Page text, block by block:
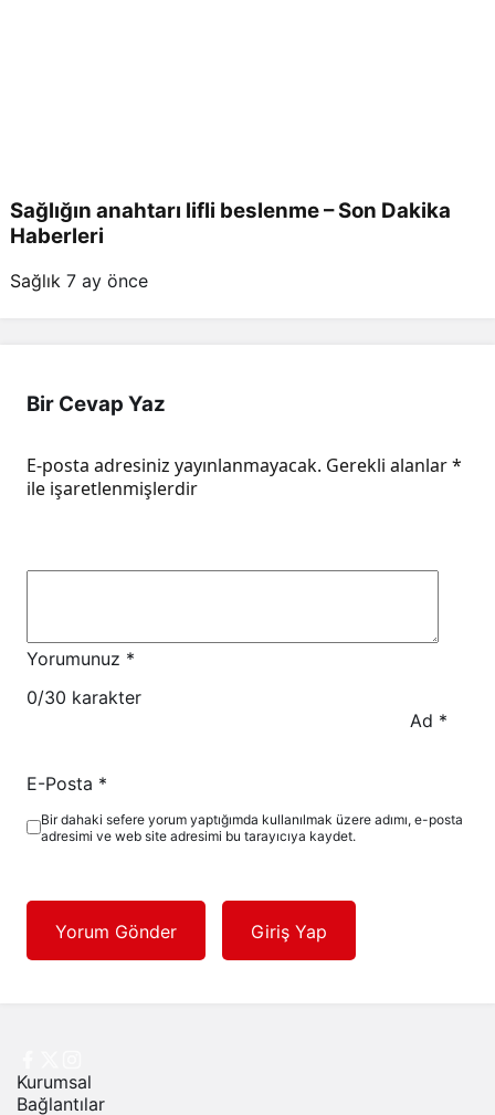
Sağlığın anahtarı lifli beslenme – Son Dakika
Haberleri
Sağlık 7 ay önce
Bir Cevap Yaz
E-posta adresiniz yayınlanmayacak. Gerekli alanlar*
ile işaretlenmişlerdir
Yorumunuz *
0/30 karakter
Ad *
E-Posta *
Bir dahaki sefere yorum yaptığımda kullanılmak üzere adımı, e-posta
adresimi ve web site adresimi bu tarayıcıya kaydet.
Yorum Gönder Giriş Yap
Kurumsal
Bağlantılar